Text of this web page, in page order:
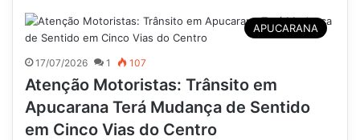
APUCARANA
17/07/2026 1 107
Atenção Motoristas: Trânsito em
Apucarana Terá Mudança de Sentido
em Cinco Vias do Centro